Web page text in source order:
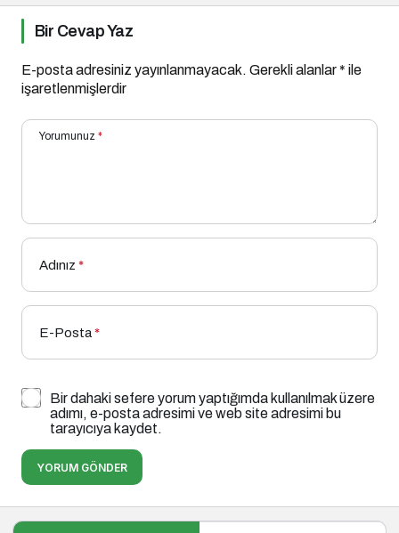
Bir Cevap Yaz
E-posta adresiniz yayınlanmayacak. Gerekli alanlar* ile
işaretlenmişlerdir
Yorumunuz *
Adınız *
E-Posta*
Bir dahaki sefere yorum yaptığımda kullanılmak üzere
adımı, e-posta adresimi ve web site adresimi bu
tarayıcıya kaydet.
YORUM GÖNDER